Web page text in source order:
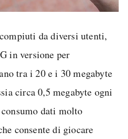
da diversi utenti,
in versione per
tra i 20 e i 30 megabyte
circa 0,5 megabyte ogni
dati molto
consente di giocare